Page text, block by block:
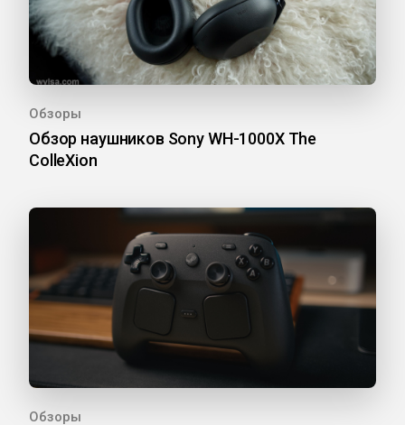
Обзоры
Обзор наушников Sony WH-1000X The
ColleXion
Обзоры